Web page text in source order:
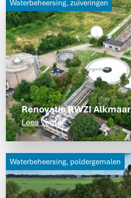
Waterbeheersing, zuiveringen
Renovatie RWZI Alkmaar
Lees verder
Waterbeheersing, poldergemalen